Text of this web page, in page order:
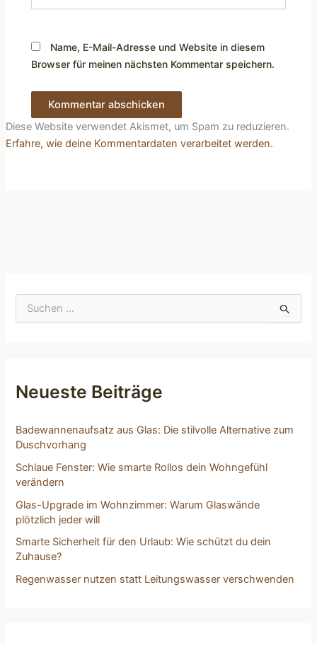
Name, E-Mail-Adresse und Website in diesem
Browser für meinen nächsten Kommentar speichern.
Diese Website verwendet Akismet, um Spam zu reduzieren.
Erfahre, wie deine Kommentardaten verarbeitet werden.
n
a
h
:
Neueste Beiträge
Badewannenaufsatz aus Glas: Die stilvolle Alternative zum
Duschvorhang
Schlaue Fenster: Wie smarte Rollos dein Wohngefühl
verändern
Glas-Upgrade im Wohnzimmer: Warum Glaswände
plötzlich jeder will
Smarte Sicherheit für den Urlaub: Wie schützt du dein
Zuhause?
Regenwasser nutzen statt Leitungswasser verschwenden